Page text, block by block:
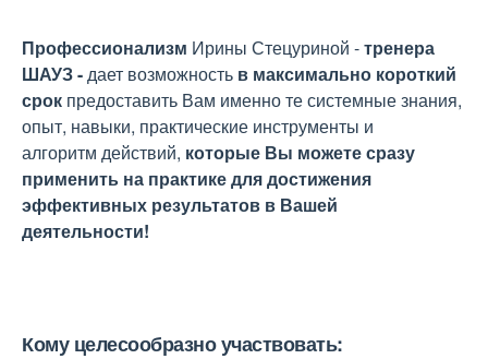
Профессионализм Ирины Стецуриной -тренера
ШАУЗ -дает возможность в максимально короткий
срок предоставить Вам именно те системные знания,
опыт, навыки, практические инструменты и
алгоритм действий, которые Вы можете сразу
применить на практике для достижения
эффективных результатов в Вашей
деятельности!
Кому целесообразно участвовать: